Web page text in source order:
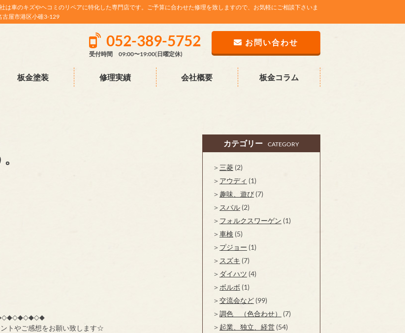
は車のキズやヘコミのリペアに特化した専門店です。ご予算に合わせた修理を致しますので、お気軽にご相談下さいま
古屋市港区小碓3-129
052-389-5752
受付時間 09:00〜19:00(日曜定休)
お問い合わせ
板金塗装 修理実績 会社概要 板金コラム
トやご感想をお願い致します☆
カテゴリー CATEGORY
三菱 (2)
アウディ (1)
趣味、遊び (7)
スバル (2)
フォルクスワーゲン (1)
車検 (5)
プジョー (1)
スズキ (7)
ダイハツ (4)
ボルボ (1)
交流会など (99)
調色 （色合わせ）
(7)
起業、独立、経営 (54)